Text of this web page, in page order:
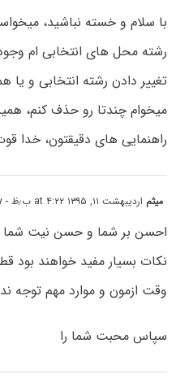
با سلام و خسته نباشید،
رشته محل های انتخابی ام
تغییر دادن رشته انتخابی و یا
میخوام چندتا رو حذف کنم،
راهنمایی های دقیقتون، خدا
میثم اردیبهشت ۱۱, ۱۳۹۵ at ۴:۲۲ ب٫ظ - Reply
احسن بر شما و حسن نیت شما
نکات بسیار مفید خواهند بود
وقت ازمون و موارد مهم توجه
سپاس محبت شما را